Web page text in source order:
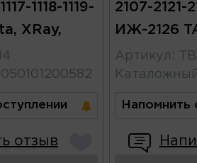
1118-1119-
XRay,
отзыв
2107-2121-
ИЖ-2126
Артикул :
Напомнить